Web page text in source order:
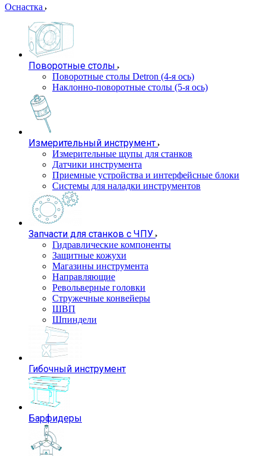
Оснастка
Поворотные столы
Поворотные столы Detron (4-я ось)
Наклонно-поворотные столы (5-я ось)
Измерительный инструмент
Измерительные щупы для станков
Датчики инструмента
Приемные устройства и интерфейсные блоки
Системы для наладки инструментов
Запчасти для станков с ЧПУ
Гидравлические компоненты
Защитные кожухи
Магазины инструмента
Направляющие
Револьверные головки
Стружечные конвейеры
ШВП
Шпиндели
Гибочный инструмент
Барфидеры